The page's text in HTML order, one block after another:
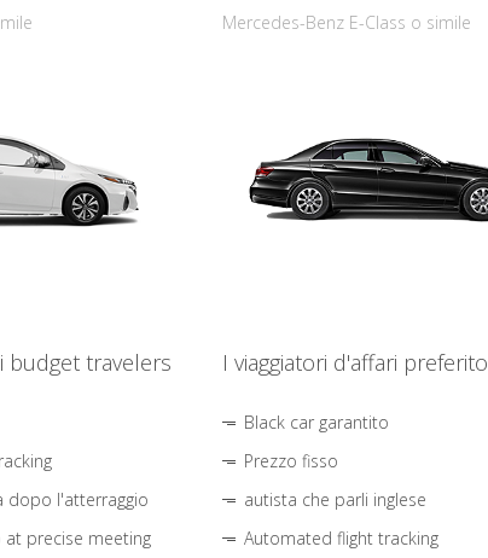
budget travelers
dopo l'atterraggio
at precise meeting
Mercedes-Benz E-Class o simile
I viaggiatori d'affari preferito
Black car garantito
Prezzo fisso
autista che parli inglese
Automated flight tracking